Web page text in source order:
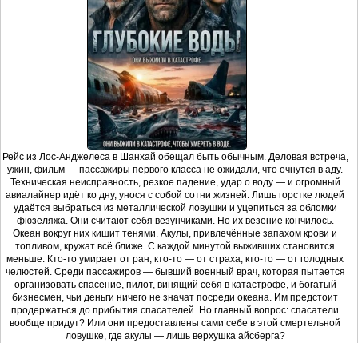
Рейс из Лос-Анджелеса в Шанхай обещал быть обычным. Деловая встреча,
ужин, фильм — пассажиры первого класса не ожидали, что очнутся в аду.
Техническая неисправность, резкое падение, удар о воду — и огромный
авиалайнер идёт ко дну, унося с собой сотни жизней. Лишь горстке людей
удаётся выбраться из металлической ловушки и уцепиться за обломки
фюзеляжа. Они считают себя везунчиками. Но их везение кончилось.
Океан вокруг них кишит тенями. Акулы, привлечённые запахом крови и
топливом, кружат всё ближе. С каждой минутой выживших становится
меньше. Кто-то умирает от ран, кто-то — от страха, кто-то — от голодных
челюстей. Среди пассажиров — бывший военный врач, которая пытается
организовать спасение, пилот, винящий себя в катастрофе, и богатый
бизнесмен, чьи деньги ничего не значат посреди океана. Им предстоит
продержаться до прибытия спасателей. Но главный вопрос: спасатели
вообще придут? Или они предоставлены сами себе в этой смертельной
ловушке, где акулы — лишь верхушка айсберга?